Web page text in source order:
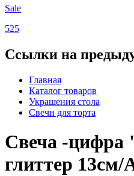
Sale
525
Ссылки на
Главная
Каталог товаров
Украшения стола
Свечи для торта
Свеча -цифра
глиттер 13см/